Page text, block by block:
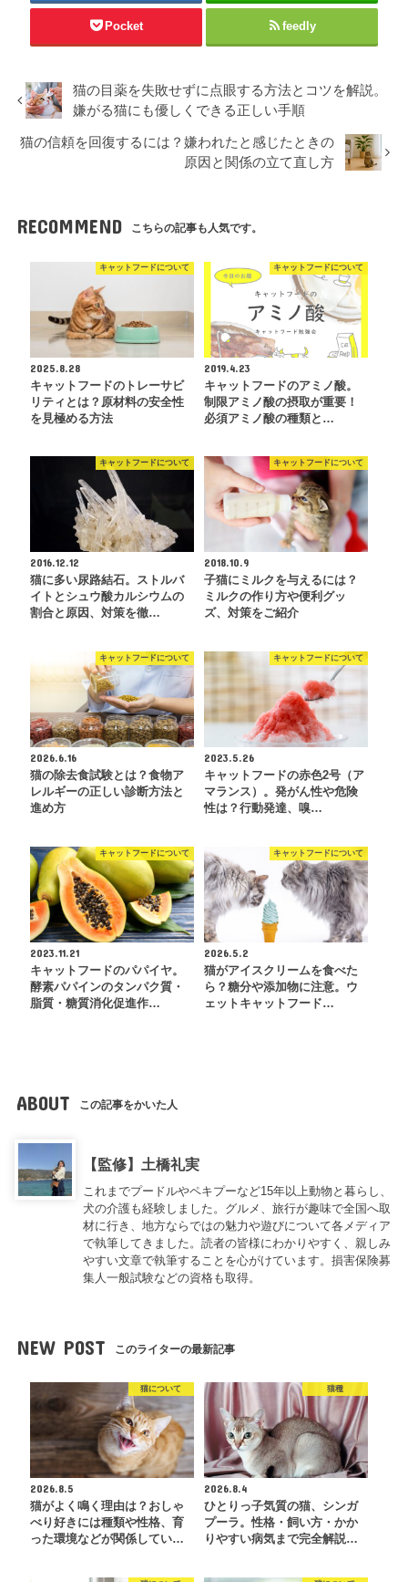
Pocket feedly
猫の目薬を失敗せずに点眼する方法とコツを解説。
嫌がる猫にも優しくできる正しい手順
猫の信頼を回復するには？嫌われたと感じたときの
原因と関係の立て直し方
RECOMMEND こちらの記事も人気です。
キャットフードについて
2025.8.28
キャットフードのトレーサビ
リティとは？原材料の安全性
を見極める方法
キャットフードについて
2019.4.23
キャットフードのアミノ酸。
制限アミノ酸の摂取が重要！
必須アミノ酸の種類と…
キャットフードについて
2016.12.12
猫に多い尿路結石。ストルバ
イトとシュウ酸カルシウムの
割合と原因、対策を徹…
キャットフードについて
2018.10.9
子猫にミルクを与えるには？
ミルクの作り方や便利グッ
ズ、対策をご紹介
キャットフードについて
2026.6.16
猫の除去食試験とは？食物ア
レルギーの正しい診断方法と
進め方
キャットフードについて
2023.5.26
キャットフードの赤色2号（ア
マランス）。発がん性や危険
性は？行動発達、嗅…
キャットフードについて
2023.11.21
キャットフードのパパイヤ。
酵素パパインのタンパク質・
脂質・糖質消化促進作…
キャットフードについて
2026.5.2
猫がアイスクリームを食べた
ら？糖分や添加物に注意。ウ
ェットキャットフード…
ABOUT この記事をかいた人
【監修】土橋礼実
これまでプードルやペキプーなど15年以上動物と暮らし、
犬の介護も経験しました。グルメ、旅行が趣味で全国へ取
材に行き、地方ならではの魅力や遊びについて各メディア
で執筆してきました。読者の皆様にわかりやすく、親しみ
やすい文章で執筆することを心がけています。損害保険募
集人一般試験などの資格も取得。
NEW POST このライターの最新記事
猫について
2026.8.5
猫がよく鳴く理由は？おしゃ
べり好きには種類や性格、育
った環境などが関係してい…
猫種
2026.8.4
ひとりっ子気質の猫、シンガ
プーラ。性格・飼い方・かか
りやすい病気まで完全解説…